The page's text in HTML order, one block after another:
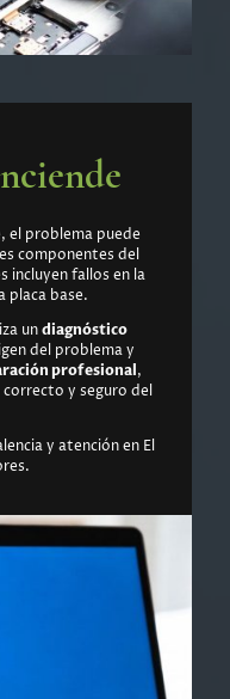
el problema puede
componentes del
incluyen fallos en la
placa base.
undiagnóstico
del problema y
profesional ,
y seguro del
y atención en El